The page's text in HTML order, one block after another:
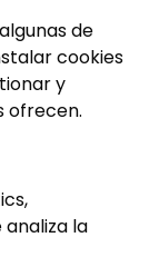
de
cookies
y
ofrecen.
la